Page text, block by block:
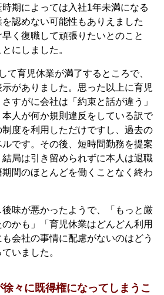
期によっては入社1年未満になる
認めない可能性もありえました
く復職して頑張りたいとのこと
にしました。
て育児休業が満了するところで、
がありました。思った以上に育児
すがに会社は「約束と話が違う」
人が何か規則違反をしている訳で
度を利用しただけですし、過去の
です。その後、短時間勤務を提案
局は引き留められずに本人は退職
間のほとんどを働くことなく終わ
味が悪かったようで、「もっと厳
かも」「育児休業はどんどん利用
会社の事情に配慮がないのはどう
いました。
々に既得権になってしまうこ